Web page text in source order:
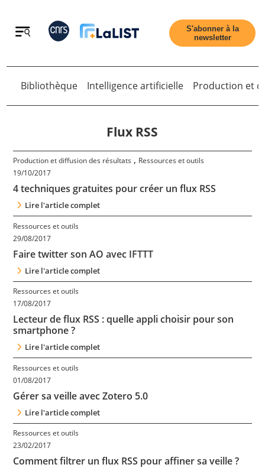
Retour
Accueil
Tous les articles
Qui sommes nous ?
Contact
Nous suivre
S'abonner à la
newsletter
Bibliothèque Intelligence artificielle Production et
Flux RSS
Production et diffusion des résultats , Ressources et outils
19/10/2017
4 techniques gratuites pour créer un flux RSS
Lire l'article complet
Ressources et outils
29/08/2017
Faire twitter son AO avec IFTTT
Lire l'article complet
Ressources et outils
17/08/2017
Lecteur de flux RSS : quelle appli choisir pour son
smartphone ?
Lire l'article complet
Ressources et outils
01/08/2017
Gérer sa veille avec Zotero 5.0
Lire l'article complet
Ressources et outils
23/02/2017
Comment filtrer un flux RSS pour affiner sa veille ?